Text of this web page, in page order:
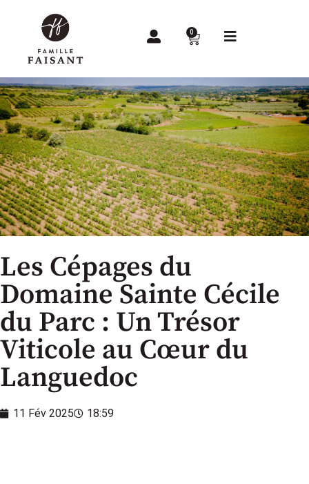
0
Les Cépages du
Domaine Sainte Cécile
du Parc : Un Trésor
Viticole au Cœur du
Languedoc
11 Fév 2025 18:59